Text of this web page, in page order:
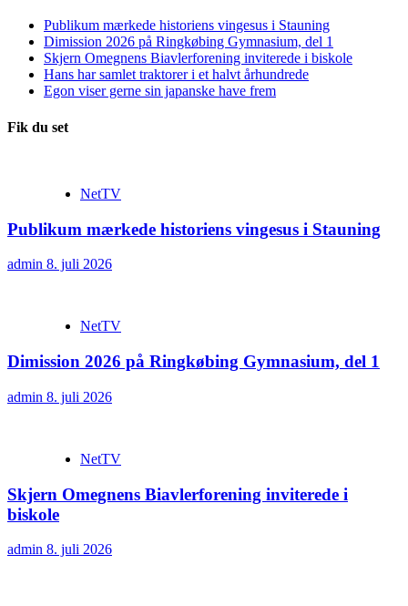
Publikum mærkede historiens vingesus i Stauning
Dimission 2026 på Ringkøbing Gymnasium, del 1
Skjern Omegnens Biavlerforening inviterede i biskole
Hans har samlet traktorer i et halvt århundrede
Egon viser gerne sin japanske have frem
Fik du set
NetTV
Publikum mærkede historiens vingesus i Stauning
admin 8. juli 2026
NetTV
Dimission 2026 på Ringkøbing Gymnasium, del 1
admin 8. juli 2026
NetTV
Skjern Omegnens Biavlerforening inviterede i
biskole
admin 8. juli 2026